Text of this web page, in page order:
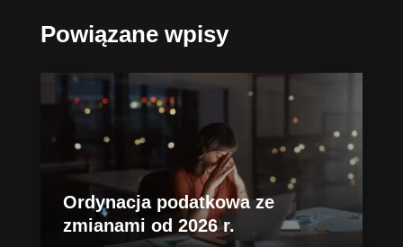
Powiązane wpisy
Ordynacja podatkowa ze
zmianami od 2026 r.